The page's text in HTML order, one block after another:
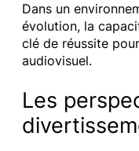
Dans un
évolution, la
clé de réussite
audiovisuel.
Les